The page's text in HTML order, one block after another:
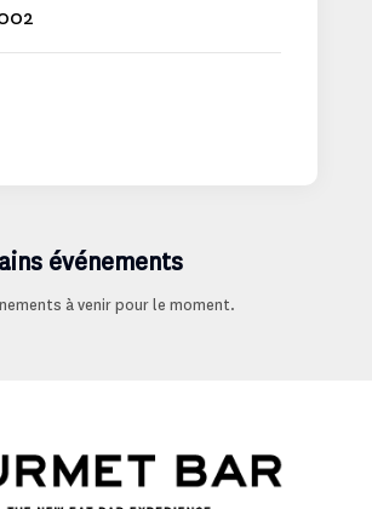
événements
à venir pour le moment.